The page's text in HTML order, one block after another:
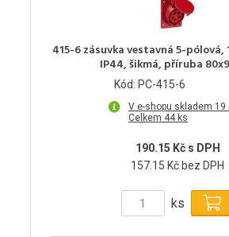
415-6 zásuvka vestavná 5-pólová,
IP44, šikmá, příruba
Kód: PC-415-6
V e-shopu skladem 19
Celkem 44 ks
190.15 Kč s DPH
157.15 Kč bez DPH
ks